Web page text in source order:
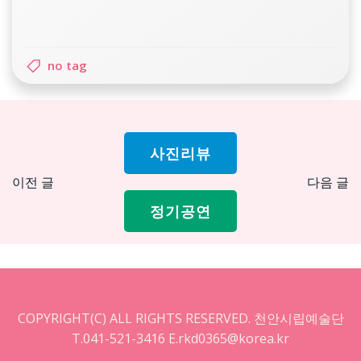
no tag
Post
navigation
이전 글
사진리뷰
정기공연
다음 글
COPYRIGHT(C) ALL RIGHTS RESERVED. 천안시립예술단
T.041-521-3416 E.rkd0365@korea.kr